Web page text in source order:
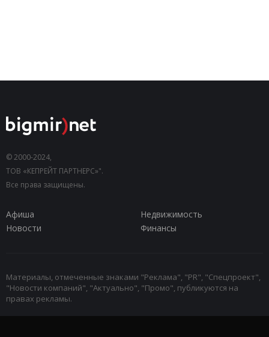
© 2000-2024,
ТОВ «КЕПРЕЙТ ПАРТНЕРС»".
Все права защищены.
Афиша
Недвижимость
Новости
Финансы
Материалы, отмеченные знаками "Реклама", "PR", "Спецпроект",
"Новости компаний", "Актуально", "Промо", публикуются на
правах рекламы.